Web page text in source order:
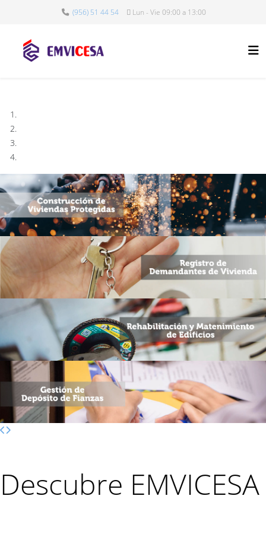
(956) 51 44 54 Lun - Vie 09:00 a 13:00
Descubre EMVICESA